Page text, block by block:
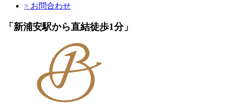
> お問合わせ
「新浦安駅から直結徒歩1分」